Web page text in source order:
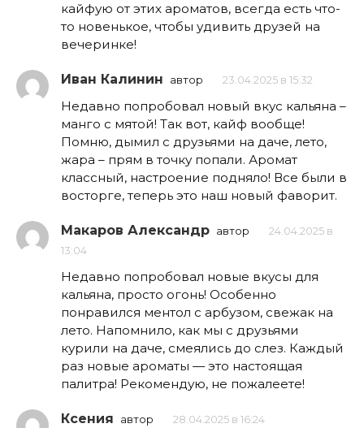
кайфую от этих ароматов, всегда есть что-
то новенькое, чтобы удивить друзей на
вечеринке!
Иван Калинин автор 23.04.2025 в 15:32
Недавно попробовал новый вкус кальяна –
манго с мятой! Так вот, кайф вообще!
Помню, дымил с друзьями на даче, лето,
жара – прям в точку попали. Аромат
классный, настроение подняло! Все были в
восторге, теперь это наш новый фаворит.
Макаров Александр автор
24.04.2025 в
13:04
Недавно попробовал новые вкусы для
кальяна, просто огонь! Особенно
понравился ментол с арбузом, свежак на
лето. Напомнило, как мы с друзьями
курили на даче, смеялись до слез. Каждый
раз новые ароматы — это настоящая
палитра! Рекомендую, не пожалеете!
Ксения автор 28.04.2025 в 16:24